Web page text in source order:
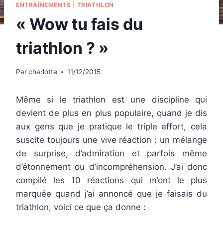
ENTRAÎNEMENTS TRIATHLON
« Wow tu fais du
triathlon ? »
Parcharlotte 11/12/2015
Même si le triathlon est une discipline qui
devient de plus en plus populaire, quand je dis
aux gens que je pratique le triple effort, cela
suscite toujours une vive réaction : un mélange
de surprise, d’admiration et parfois même
d’étonnement ou d’incompréhension. J’ai donc
compilé les 10 réactions qui m’ont le plus
marquée quand j’ai annoncé que je faisais du
triathlon, voici ce que ça donne :